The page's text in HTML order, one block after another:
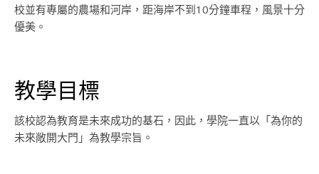
校並有專屬的農場和河岸，距海岸不到10分鐘車程，風景十分
優美。
教學目標
該校認為教育是未來成功的基石，因此，學院一直以「為你的
未來敞開大門」為教學宗旨。